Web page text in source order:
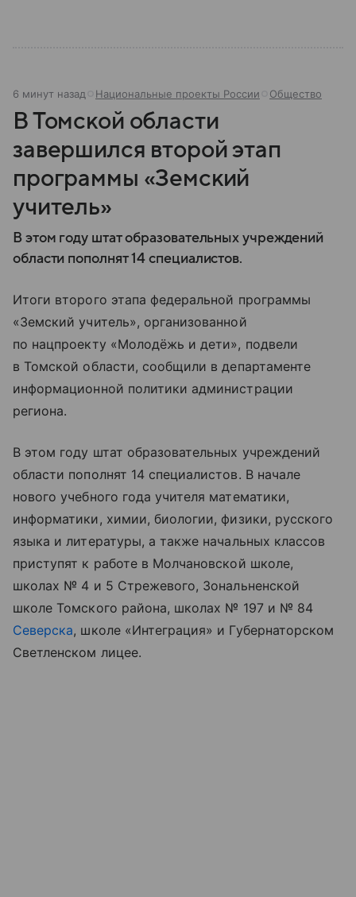
6 минут назад Национальные проекты России Общество
В Томской области
завершился второй этап
программы «Земский
учитель»
В этом году штат образовательных учреждений
области пополнят 14 специалистов.
Итоги второго этапа федеральной программы
«Земский учитель», организованной
по нацпроекту «Молодёжь и дети», подвели
в Томской области, сообщили в департаменте
информационной политики администрации
региона.
В этом году штат образовательных учреждений
области пополнят 14 специалистов. В начале
нового учебного года учителя математики,
информатики, химии, биологии, физики, русского
языка и литературы, а также начальных классов
приступят к работе в Молчановской школе,
школах № 4 и 5 Стрежевого, Зональненской
школе Томского района, школах № 197 и № 84
Северска, школе «Интеграция» и Губернаторском
Светленском лицее.